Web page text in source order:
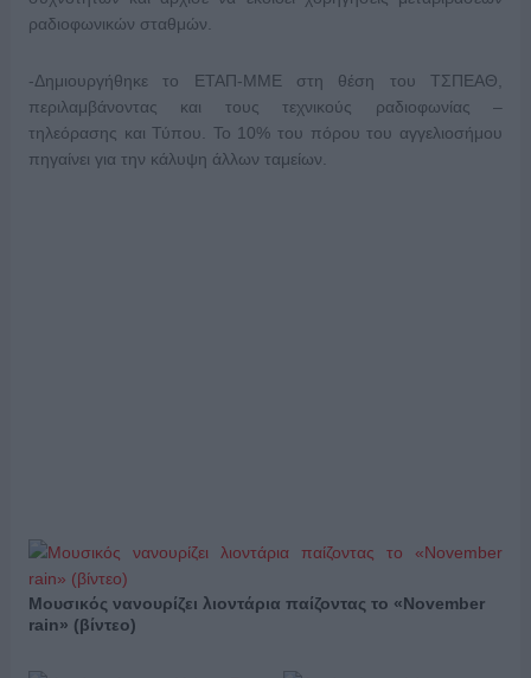
ραδιοφωνικών σταθμών.
-Δημιουργήθηκε το ΕΤΑΠ-ΜΜΕ στη θέση του ΤΣΠΕΑΘ,
περιλαμβάνοντας και τους τεχνικούς ραδιοφωνίας –
τηλεόρασης και Τύπου. Το 10% του πόρου του αγγελιοσήμου
πηγαίνει για την κάλυψη άλλων ταμείων.
Μουσικός νανουρίζει λιοντάρια παίζοντας το «November
rain» (βίντεο)